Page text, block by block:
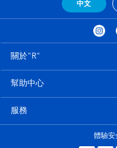
娃娃, 芭比,收藏公
遊戲及拼圖系列
戶外及運動用品
playpop
Barbie芭比
中文
關於"R"
幫助中心
服務
體驗安